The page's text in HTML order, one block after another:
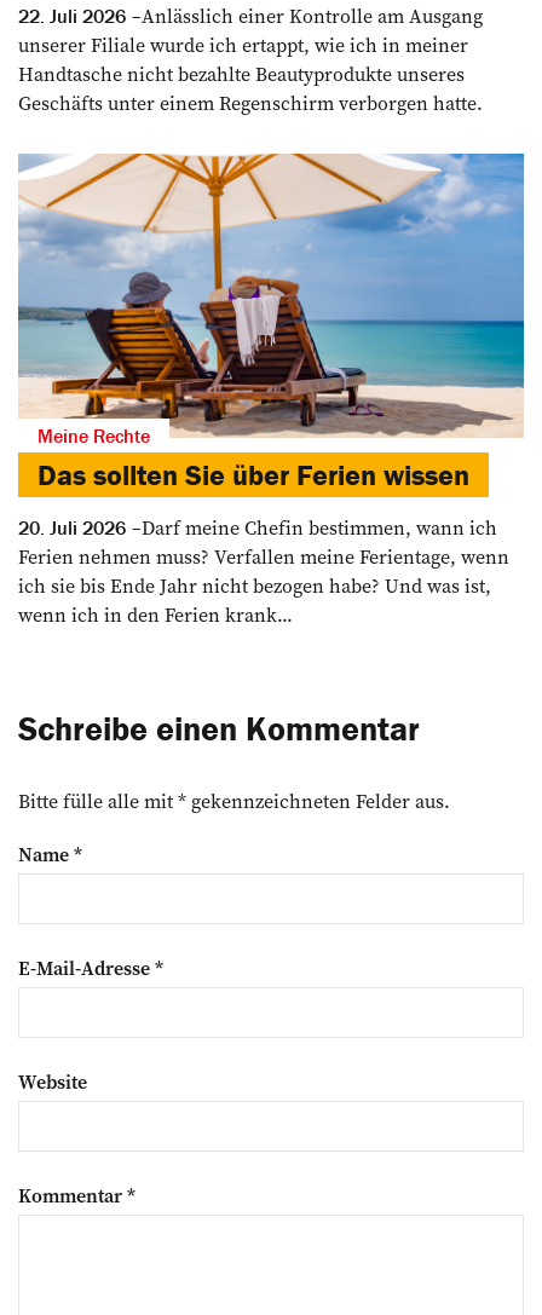
22. Juli 2026
Anlässlich einer Kontrolle am Ausgang
unserer Filiale wurde ich ertappt, wie ich in meiner
Handtasche nicht bezahlte Beautyprodukte unseres
Geschäfts unter einem Regenschirm verborgen hatte.
Meine Rechte
Das sollten Sie über Ferien wissen
20. Juli 2026
Darf meine Chefin bestimmen, wann ich
Ferien nehmen muss? Verfallen meine Ferientage, wenn
ich sie bis Ende Jahr nicht bezogen habe? Und was ist,
wenn ich in den Ferien krank...
Schreibe einen Kommentar
Bitte fülle alle mit * gekennzeichneten Felder aus.
Name*
E-Mail-Adresse*
Website
Kommentar*